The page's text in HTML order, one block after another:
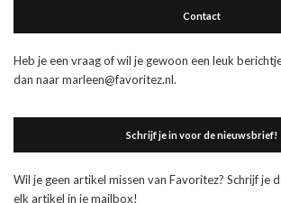
Contact
Heb je een vraag of wil je gewoon een leuk
dan naar marleen@favoritez.nl.
Schrijf je in voor de nieuwsbrief!
Wil je geen artikel missen van Favoritez? Schrijf je
elk artikel in je mailbox!